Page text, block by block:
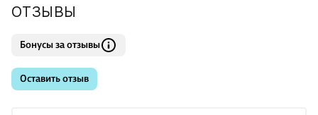
ОТЗЫВЫ
Бонусы за отзывы
Оставить отзыв